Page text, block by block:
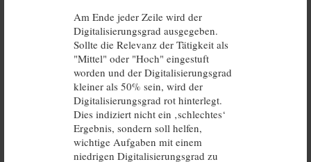
Am Ende jeder Zeile wird der
Digitalisierungsgrad ausgegeben.
Sollte die Relevanz der Tätigkeit als
"Mittel" oder "Hoch" eingestuft
worden und der Digitalisierungsgrad
kleiner als 50% sein, wird der
Digitalisierungsgrad rot hinterlegt.
Dies indiziert nicht ein ‚schlechtes‘
Ergebnis, sondern soll helfen,
wichtige Aufgaben mit einem
niedrigen Digitalisierungsgrad zu